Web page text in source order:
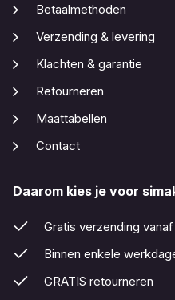
Betaalmethoden
Verzending & levering
Klachten & garantie
Retourneren
Maattabellen
Contact
Daarom kies je voor
Gratis verzending
Binnen enkele
GRATIS retourneren